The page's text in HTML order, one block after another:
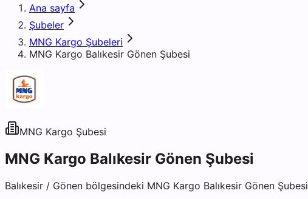
Ana sayfa
Şubeler
MNG Kargo Şubeleri
MNG Kargo Balıkesir Gönen Şubesi
MNG Kargo Şubesi
MNG Kargo Balıkesir Gönen Şubesi
Balıkesir / Gönen bölgesindeki MNG Kargo Balıkesir Gönen Şubesi